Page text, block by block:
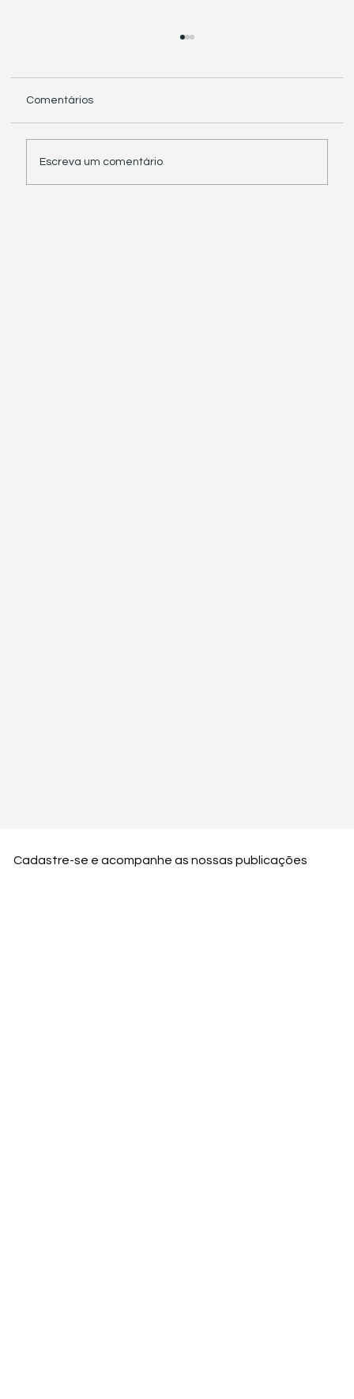
Comentários
Escreva um comentário
Cadastre-se e acompanhe as nossas publicações